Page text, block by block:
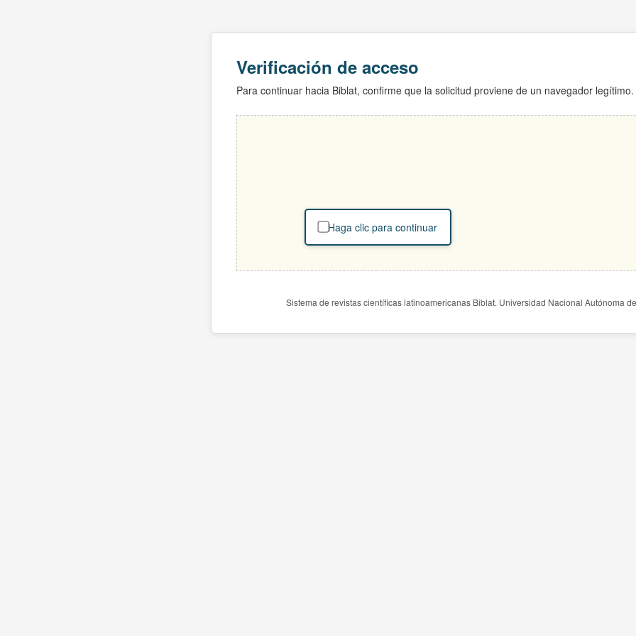
Verificación de acceso
Para continuar hacia Biblat, confirme que la solicitud proviene de un navegador legítimo.
Haga clic para continuar
Sistema de revistas científicas latinoamericanas Biblat. Universidad Nacional Autónoma